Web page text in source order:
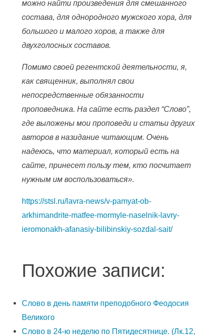
можно найти произведения для смешанного
состава, для однородного мужского хора, для
большого и малого хоров, а также для
двухголосных составов.
Помимо своей регентской деятельности, я,
как священник, выполнял свои
непосредственные обязанности
проповедника. На сайте есть раздел “Слово”,
где выложены мои проповеди и статьи других
авторов в назидание читающим. Очень
надеюсь, что материал, который есть на
сайте, принесет пользу тем, кто посчитает
нужным им воспользоваться».
https://stsl.ru/lavra-news/v-pamyat-ob-
arkhimandrite-matfee-mormyle-naselnik-lavry-
ieromonakh-afanasiy-bilibinskiy-sozdal-sait/
Похожие записи:
Слово в день памяти преподобного Феодосия
Великого
Слово в 24-ю неделю по Пятидесятнице. (Лк.12,